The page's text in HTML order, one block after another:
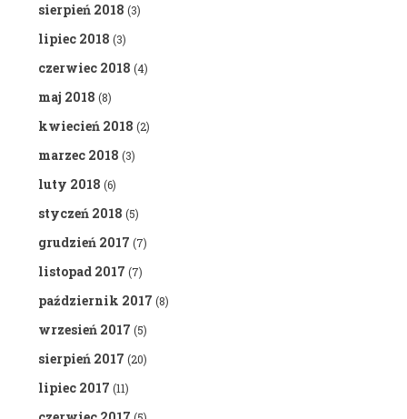
sierpień 2018 (3)
lipiec 2018 (3)
czerwiec 2018 (4)
maj 2018 (8)
kwiecień 2018 (2)
marzec 2018 (3)
luty 2018 (6)
styczeń 2018 (5)
grudzień 2017 (7)
listopad 2017 (7)
październik 2017 (8)
wrzesień 2017 (5)
sierpień 2017 (20)
lipiec 2017 (11)